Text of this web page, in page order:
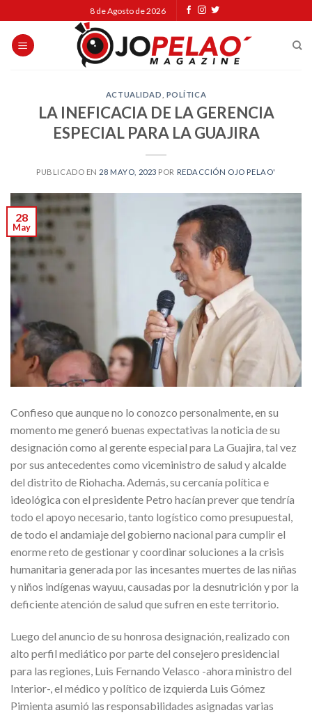
to
content
8 de Agosto de 2026
ACTUALIDAD POLÍTICA
LA INEFICACIA DE LA GERENCIA
ESPECIAL PARA LA GUAJIRA
PUBLICADO EN 28 MAYO, 2023 POR REDACCIÓN OJO PELAO'
28
May
Confieso que aunque no lo conozco personalmente, en su
momento me generó buenas expectativas la noticia de su
designación como al gerente especial para La Guajira, tal vez
por sus antecedentes como viceministro de salud y alcalde
del distrito de Riohacha. Además, su cercanía política e
ideológica con el presidente Petro hacían prever que tendría
todo el apoyo necesario, tanto logístico como presupuestal,
de todo el andamiaje del gobierno nacional para cumplir el
enorme reto de gestionar y coordinar soluciones a la crisis
humanitaria generada por las incesantes muertes de las niñas
y niños indígenas wayuu, causadas por la desnutrición y por la
deficiente atención de salud que sufren en este territorio.
Luego del anuncio de su honrosa designación, realizado con
alto perfil mediático por parte del consejero presidencial
para las regiones, Luis Fernando Velasco -ahora ministro del
Interior-, el médico y político de izquierda Luis Gómez
Pimienta asumió las responsabilidades asignadas varias